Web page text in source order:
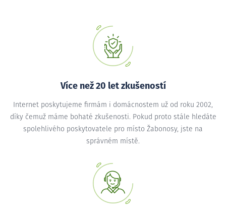
Více než 20 let zkušeností
Internet poskytujeme firmám i domácnostem už od roku 2002,
díky čemuž máme bohaté zkušenosti. Pokud proto stále hledáte
spolehlivého poskytovatele pro místo Žabonosy, jste na
správném místě.